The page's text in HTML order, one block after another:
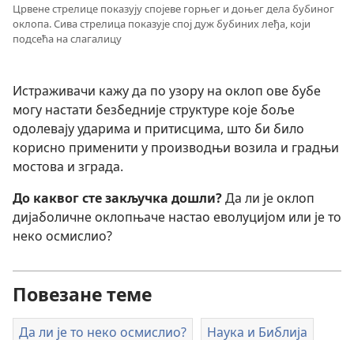
Црвене стрелице показују спојеве горњег и доњег дела бубиног
оклопа. Сива стрелица показује спој дуж бубиних леђа, који
подсећа на слагалицу
Истраживачи кажу да по узору на оклоп ове бубе
могу настати безбедније структуре које боље
одолевају ударима и притисцима, што би било
корисно применити у производњи возила и градњи
мостова и зграда.
До каквог сте закључка дошли?Да ли је оклоп
дијаболичне оклопњаче настао еволуцијом или је то
неко осмислио?
Повезане теме
Да ли је то неко осмислио? Наука и Библија